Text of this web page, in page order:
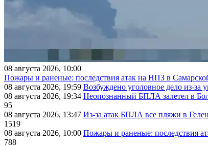
08 августа 2026, 10:00
Пожары и раненые: последствия атак на НПЗ в
08 августа 2026, 19:59 Возбуждено уголовное дело из-за
08 августа 2026, 19:34 Неопознанный БПЛА залетел в
95
08 августа 2026, 13:47 Из-за атак БПЛА все пляжи в
1519
08 августа 2026, 10:00 Пожары и раненые: последствия
788